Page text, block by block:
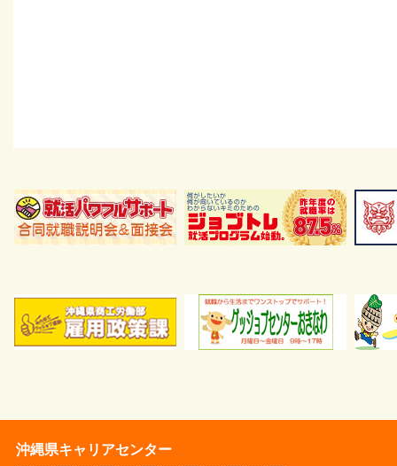
沖縄県キャリアセンター